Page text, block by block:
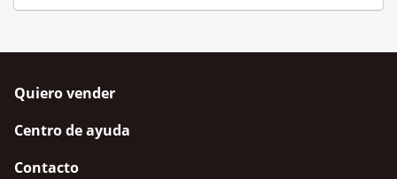
Quiero vender
Centro de ayuda
Contacto